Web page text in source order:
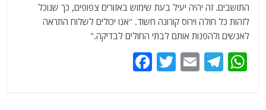
התושבים. זה יהיה יעיל בעת שימוש באזורים צפופים, כך שנוכל
לזהות כל חולה וירוס קורונה חשוד. "אנו יכולים לשלוח התראה
לאנשים ולהפנות אותם לבתי החולים לבדיקה."
W
T
E
T